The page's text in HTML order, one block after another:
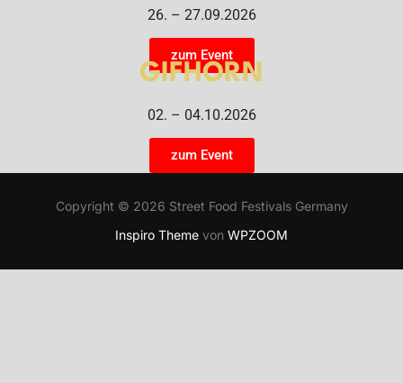
26. – 27.09.2026
zum Event
GIFHORN
02. – 04.10.2026
zum Event
Copyright © 2026 Street Food Festivals Germany
Inspiro Theme von WPZOOM